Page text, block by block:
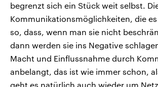
begrenzt sich ein Stück weit selbst.
Kommunikationsmöglichkeiten, die
so, dass, wenn man sie nicht
dann werden sie ins Negative
Macht und Einflussnahme durch
anbelangt, das ist wie immer schon,
geht es natürlich auch wieder um